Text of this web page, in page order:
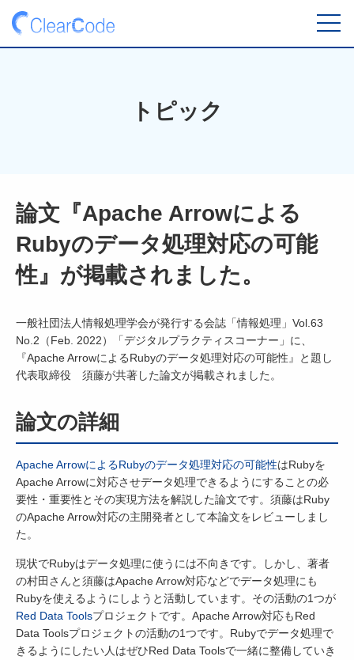
トピック
論文『Apache Arrowによる
Rubyのデータ処理対応の可能
性』が掲載されました。
一般社団法人情報処理学会が発行する会誌「情報処理」Vol.63
No.2（Feb. 2022）「デジタルプラクティスコーナー」に、
『Apache ArrowによるRubyのデータ処理対応の可能性』と題し
代表取締役 須藤が共著した論文が掲載されました。
論文の詳細
Apache ArrowによるRubyのデータ処理対応の可能性はRubyを
Apache Arrowに対応させデータ処理できるようにすることの必
要性・重要性とその実現方法を解説した論文です。須藤はRuby
のApache Arrow対応の主開発者として本論文をレビューしまし
た。
現状でRubyはデータ処理に使うには不向きです。しかし、著者
の村田さんと須藤はApache Arrow対応などでデータ処理にも
Rubyを使えるようにしようと活動しています。その活動の1つが
Red Data Toolsプロジェクトです。Apache Arrow対応もRed
Data Toolsプロジェクトの活動の1つです。Rubyでデータ処理で
きるようにしたい人はぜひRed Data Toolsで一緒に整備していき